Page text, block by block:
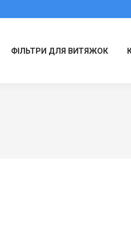
ФІЛЬТРИ ДЛЯ ВИТЯЖОК